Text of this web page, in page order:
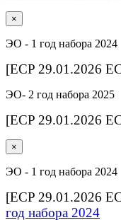
×
ЭО - 1 год набора 2024
[ECP 29.01.2026
ЭО- 2 год набора 2025
[ECP 29.01.2026
×
ЭО - 1 год набора 2024
[ECP 29.01.2026
год набора 2024